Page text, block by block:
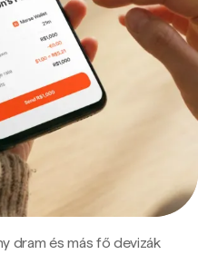
dram és más fő devizák